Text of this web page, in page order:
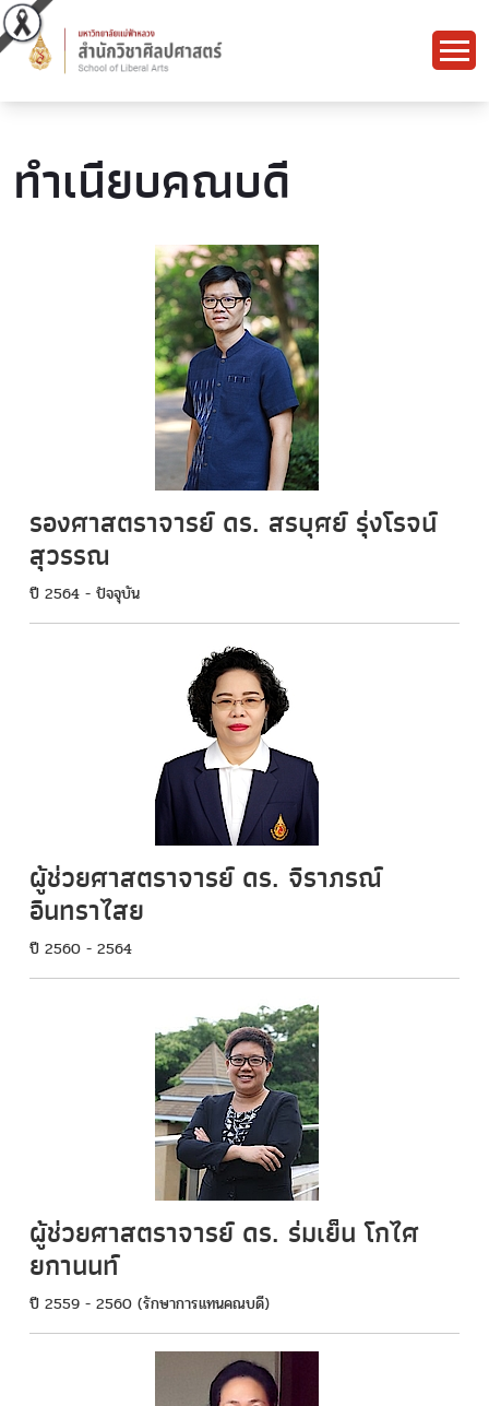
ทำเนียบคณบดี
รองศาสตราจารย์ ดร. สรบุศย์ รุ่งโรจน์
สุวรรณ
ปี 2564 - ปัจจุบัน
ผู้ช่วยศาสตราจารย์ ดร. จิราภรณ์
อินทราไสย
ปี 2560 - 2564
ผู้ช่วยศาสตราจารย์ ดร. ร่มเย็น โกไศ
ยกานนท์
ปี 2559 - 2560 (รักษาการแทนคณบดี)